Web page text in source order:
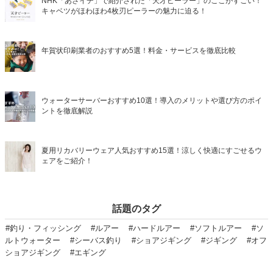
キャベツがほわほわ4枚刃ピーラーの魅力に迫る！
年賀状印刷業者のおすすめ5選！料金・サービスを徹底比較
ウォーターサーバーおすすめ10選！導入のメリットや選び方のポイ
ントを徹底解説
夏用リカバリーウェア人気おすすめ15選！涼しく快適にすごせるウ
ェアをご紹介！
話題のタグ
#釣り・フィッシング #ルアー #ハードルアー #ソフトルアー
#ソ
ルトウォーター
#シーバス釣り #ショアジギング #ジギング
#オフ
ショアジギング
#エギング